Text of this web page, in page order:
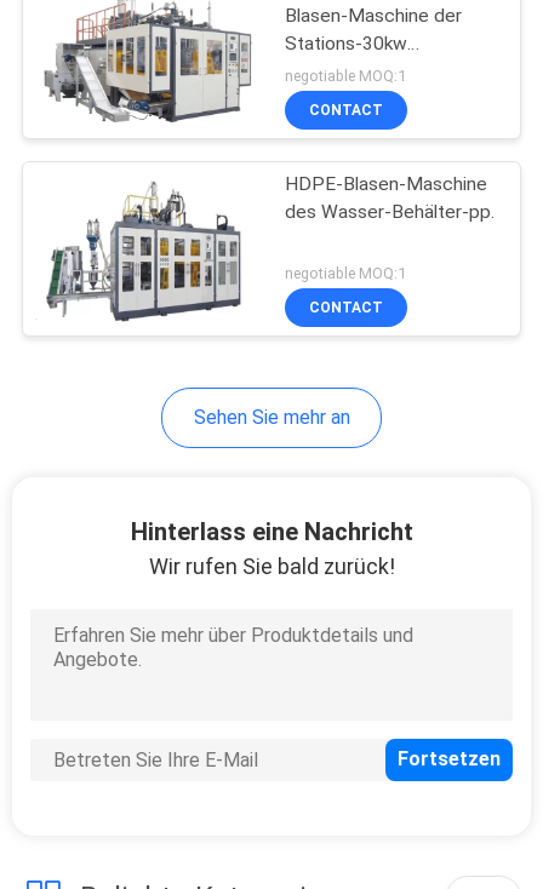
Blatt-Verdrängungs-
Linien
Blasen-Maschine
und Fässer
Blasen-Maschine der
Stations-30kw
automatische
negotiable MOQ:1
CONTACT
HDPE-Blasen-Maschine
des Wasser-Behälter-pp.
negotiable MOQ:1
CONTACT
Sehen Sie mehr an
Hinterlass eine Nachricht
Wir rufen Sie bald zurück!